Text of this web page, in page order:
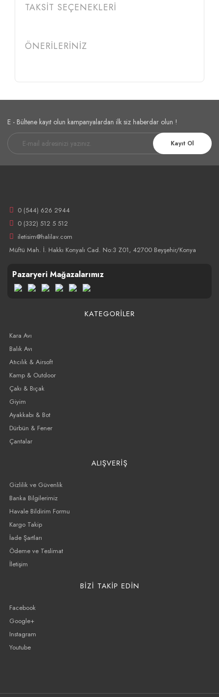
TAKSİT SEÇENEKLERİ
ÖNERİLERİNİZ
E - Bültene kayıt olun kampanyalardan ilk siz haberdar olun !
Kayıt Ol
0 (544) 626 2944
0 (332) 512 5 512
iletisim@halilav.com
Müftü Mah. İ. Hakkı Konyalı Cad. No:3 Z01, 42700 Beyşehir/Konya
Pazaryeri Mağazalarımız
KATEGORİLER
Kara Avı
Balık Avı
Atıcılık & Airsoft
Kamp & Outdoor
Çakı & Bıçak
Giyim
Ayakkabı & Bot
Dürbün & Fener
Çantalar
ALIŞVERİŞ
Gizlilik ve Güvenlik
Banka Bilgilerimiz
Havale Bildirim Formu
Kargo Takip
İade Şartları
Ödeme ve Teslimat
İletişim
BİZİ TAKİP EDİN
Facebook
Google+
Instagram
Youtube